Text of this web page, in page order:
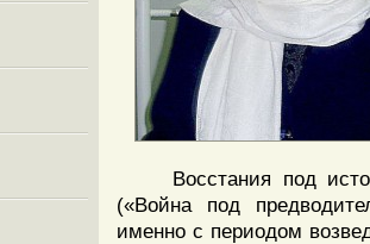
Восстания под
(«Война под
именно с периодом